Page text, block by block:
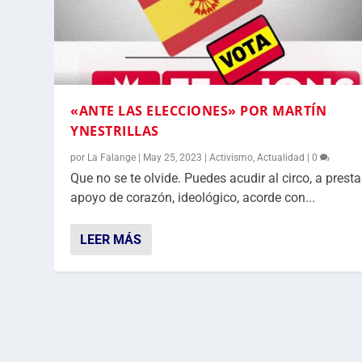
«ANTE LAS ELECCIONES» POR MARTÍN
YNESTRILLAS
por La Falange May 25, 2023 |Activismo,Actualidad |0
Que no se te olvide. Puedes acudir al circo, a
apoyo de corazón, ideológico, acorde con...
LEER MÁS